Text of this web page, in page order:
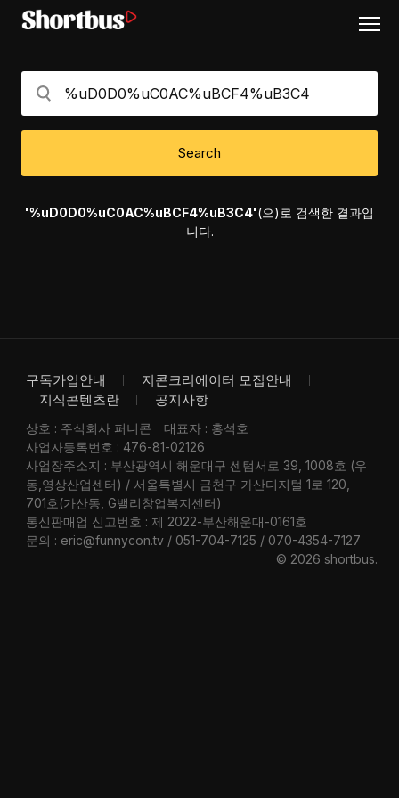
Search
'%uD0D0%uC0AC%uBCF4%uB3C4'(으)로 검색한 결과입
니다.
구독가입안내
지콘크리에이터 모집안내
지식콘텐츠란
공지사항
상호 : 주식회사 퍼니콘
대표자 : 홍석호
사업자등록번호 : 476-81-02126
사업장주소지 : 부산광역시 해운대구 센텀서로 39, 1008호 (우
동,영상산업센터) / 서울특별시 금천구 가산디지털 1로 120,
701호(가산동, G밸리창업복지센터)
통신판매업 신고번호 : 제 2022-부산해운대-0161호
문의 : eric@funnycon.tv / 051-704-7125 / 070-4354-7127
© 2026 shortbus.